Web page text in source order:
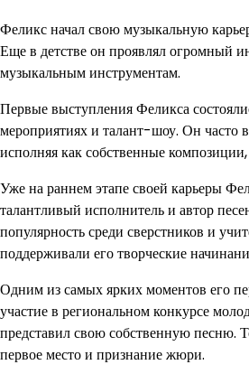
Феликс начал свою музыкальную
Еще в детстве он проявлял огромный
музыкальным инструментам.
Первые выступления Феликса
мероприятиях и талант-шоу. Он часто
исполняя как собственные
Уже на раннем этапе своей карьеры
талантливый исполнитель и автор
популярность среди сверстников и
поддерживали его творческие
Одним из самых ярких моментов его
участие в региональном конкурсе
представил свою собственную песню.
первое место и признание жюри.